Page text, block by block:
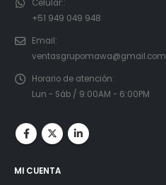
Celular::
+51 949 049 948
Email:
ventasgrupomawa@gmail.com
Horario de atención:
Lun - Sáb / 9:00AM - 6:00PM
MI CUENTA